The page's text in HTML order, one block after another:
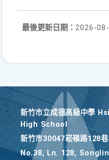
最後更新日期： 2026-
新竹巿立成德高級中學
High School
新竹巿30047崧嶺路128
No.38, Ln. 128,